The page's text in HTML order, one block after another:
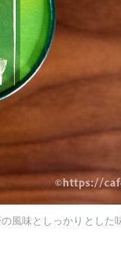
風味としっかりとした